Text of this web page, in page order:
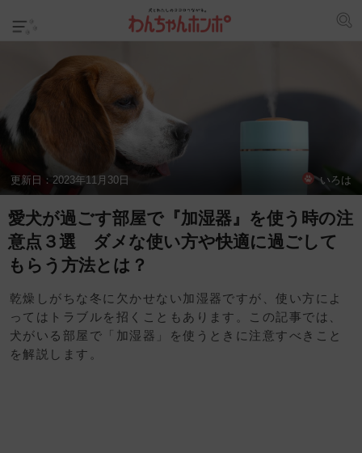
更新日： 2023年11月30日 いろは
愛犬が過ごす部屋で『加湿器』を使う時の注
意点３選 ダメな使い方や快適に過ごして
もらう方法とは？
乾燥しがちな冬に欠かせない加湿器ですが、使い方によ
ってはトラブルを招くこともあります。この記事では、
犬がいる部屋で「加湿器」を使うときに注意すべきこと
を解説します。